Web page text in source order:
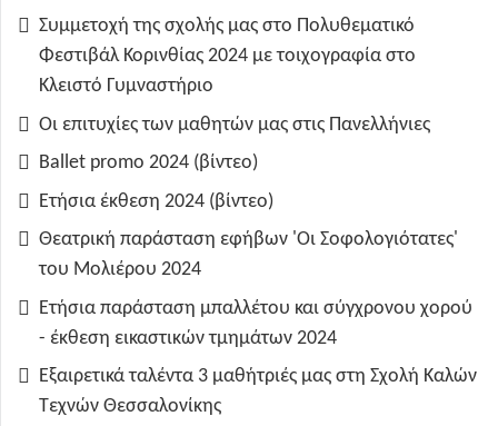
Συμμετοχή της σχολής μας στο Πολυθεματικό
Φεστιβάλ Κορινθίας 2024 με τοιχογραφία στο
Κλειστό Γυμναστήριο
Οι επιτυχίες των μαθητών μας στις Πανελλήνιες
Ballet promo 2024 (βίντεο)
Ετήσια έκθεση 2024 (βίντεο)
Θεατρική παράσταση εφήβων 'Οι Σοφολογιότατες'
του Μολιέρου 2024
Ετήσια παράσταση μπαλλέτου και σύγχρονου χορού
- έκθεση εικαστικών τμημάτων 2024
Εξαιρετικά ταλέντα 3 μαθήτριές μας στη Σχολή Καλών
Τεχνών Θεσσαλονίκης